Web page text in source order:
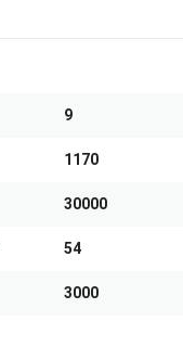
9
1170
30000
54
3000